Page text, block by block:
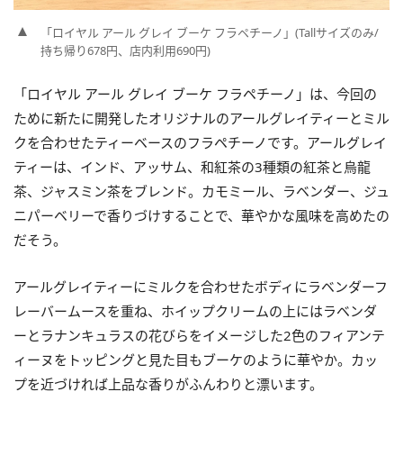
「ロイヤル アール グレイ ブーケ フラペチーノ」(Tallサイズのみ/
持ち帰り678円、店内利用690円)
「ロイヤル アール グレイ ブーケ フラペチーノ」は、今回の
ために新たに開発したオリジナルのアールグレイティーとミル
クを合わせたティーベースのフラペチーノです。アールグレイ
ティーは、インド、アッサム、和紅茶の3種類の紅茶と烏龍
茶、ジャスミン茶をブレンド。カモミール、ラベンダー、ジュ
ニパーベリーで香りづけすることで、華やかな風味を高めたの
だそう。
アールグレイティーにミルクを合わせたボディにラベンダーフ
レーバームースを重ね、ホイップクリームの上にはラベンダ
ーとラナンキュラスの花びらをイメージした2色のフィアンテ
ィーヌをトッピングと見た目もブーケのように華やか。カッ
プを近づければ上品な香りがふんわりと漂います。